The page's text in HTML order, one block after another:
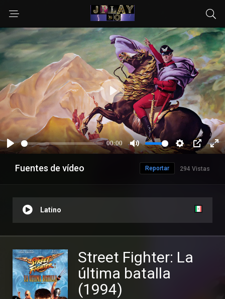
Fuentes de vídeo 294 Vistas
Reportar
Latino
Street Fighter: La
última batalla
(1994)